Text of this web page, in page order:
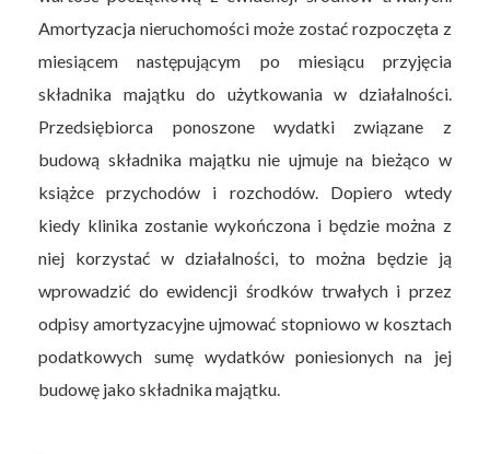
Amortyzacja nieruchomości może zostać rozpoczęta z
miesiącem następującym po miesiącu przyjęcia
składnika majątku do użytkowania w działalności.
Przedsiębiorca ponoszone wydatki związane z
budową składnika majątku nie ujmuje na bieżąco w
książce przychodów i rozchodów. Dopiero wtedy
kiedy klinika zostanie wykończona i będzie można z
niej korzystać w działalności, to można będzie ją
wprowadzić do ewidencji środków trwałych i przez
odpisy amortyzacyjne ujmować stopniowo w kosztach
podatkowych sumę wydatków poniesionych na jej
budowę jako składnika majątku.